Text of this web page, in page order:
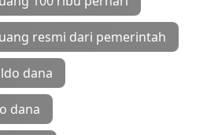
resmi dari pemerintah
dana
dana